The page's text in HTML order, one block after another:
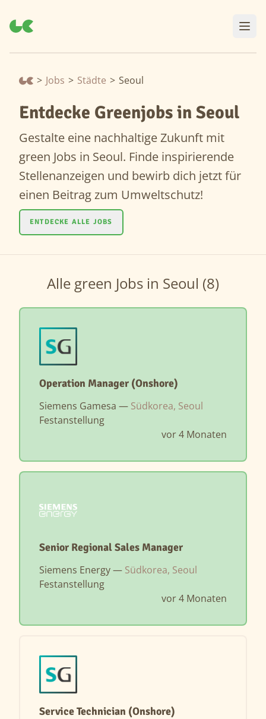
> Jobs > Städte > Seoul
Entdecke Greenjobs in Seoul
Gestalte eine nachhaltige Zukunft mit
green Jobs in Seoul. Finde inspirierende
Stellenanzeigen und bewirb dich jetzt für
einen Beitrag zum Umweltschutz!
ENTDECKE ALLE JOBS
Alle green Jobs in Seoul (8)
Operation Manager (Onshore)
Siemens Gamesa — Südkorea, Seoul
Festanstellung
vor 4 Monaten
Senior Regional Sales Manager
Siemens Energy — Südkorea, Seoul
Festanstellung
vor 4 Monaten
Service Technician (Onshore)